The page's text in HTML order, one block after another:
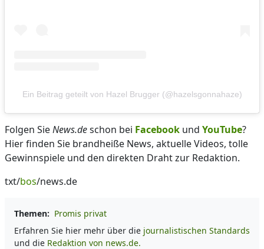
Ein Beitrag geteilt von Hazel Brugger (@hazelsgonnahaze)
Folgen SieNews.deschon bei Facebook und YouTube?
Hier finden Sie brandheiße News, aktuelle Videos, tolle
Gewinnspiele und den direkten Draht zur Redaktion.
txt/bos/news.de
Themen: Promis privat
Erfahren Sie hier mehr über die journalistischen Standards
und die Redaktion von news.de.